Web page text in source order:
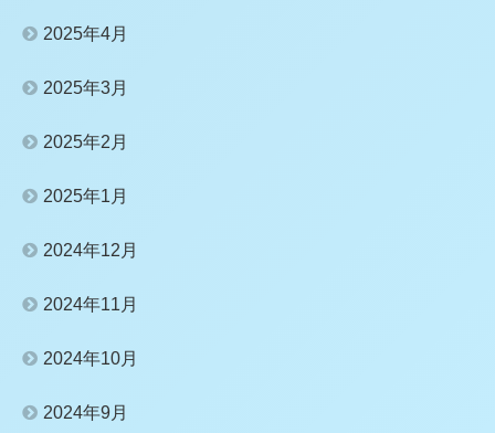
2025年4月
2025年3月
2025年2月
2025年1月
2024年12月
2024年11月
2024年10月
2024年9月